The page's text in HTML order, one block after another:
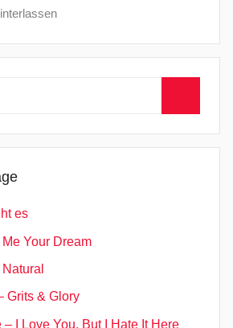
es
Your Dream
Grits & Glory
– I Love You, But I Hate It Here